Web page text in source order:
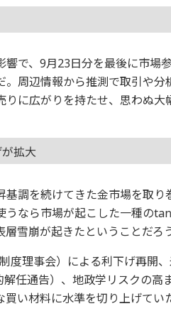
で、9月23日分を最後に市場
。周辺情報から推測で取引や
に広がりを持たせ、思わぬ大
拡大
調を続けてきた金市場を取
うなら市場が起こした一種の
雪崩が起きたということだろう
度理事会）による利下げ再開
任通告）、地政学リスクの高
い材料に水準を切り上げてい